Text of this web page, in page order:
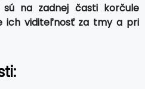
na zadnej časti korčule
ich viditeľnosť za tmy a pri